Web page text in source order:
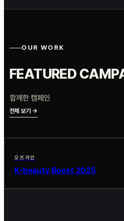
OUR WORK
FEATURED
함께한 캠페인
전체 보기 →
오프라인
K-beauty Boost 2025